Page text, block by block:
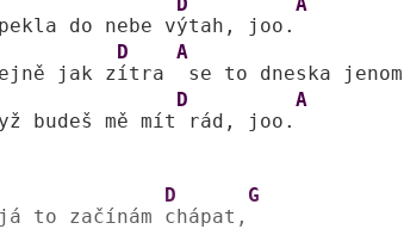
do nebe výtah, joo.
jak z
D
ítra
A
se to dneska jenom
budeš mě mít
D
rád, joo.
A
to začínám
D
chápat,
G